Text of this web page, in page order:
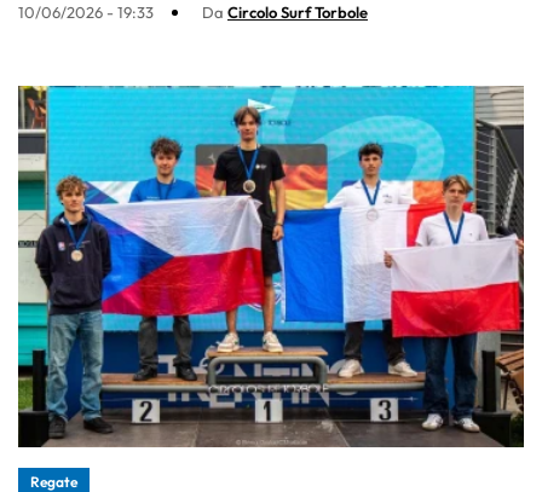
10/06/2026 - 19:33 Da Circolo Surf Torbole
Regate